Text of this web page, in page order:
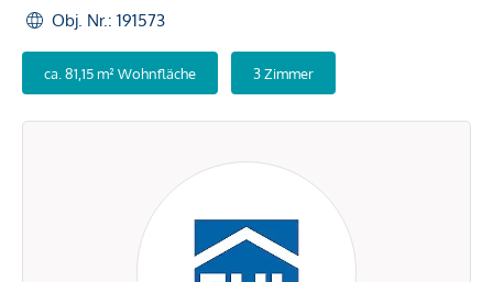
Obj. Nr.: 191573
ca. 81,15 m² Wohnfläche 3 Zimmer